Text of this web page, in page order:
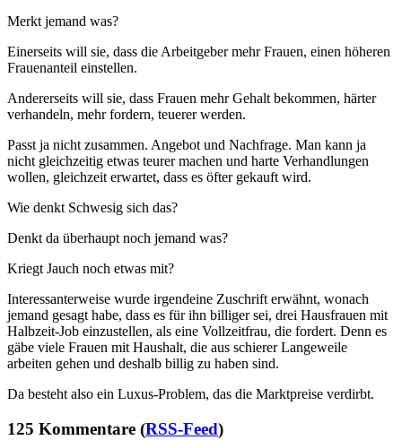
Merkt jemand was?
Einerseits will sie, dass die Arbeitgeber mehr Frauen, einen höheren
Frauenanteil einstellen.
Andererseits will sie, dass Frauen mehr Gehalt bekommen, härter
verhandeln, mehr fordern, teuerer werden.
Passt ja nicht zusammen. Angebot und Nachfrage. Man kann ja
nicht gleichzeitig etwas teurer machen und harte Verhandlungen
wollen, gleichzeit erwartet, dass es öfter gekauft wird.
Wie denkt Schwesig sich das?
Denkt da überhaupt noch jemand was?
Kriegt Jauch noch etwas mit?
Interessanterweise wurde irgendeine Zuschrift erwähnt, wonach
jemand gesagt habe, dass es für ihn billiger sei, drei Hausfrauen mit
Halbzeit-Job einzustellen, als eine Vollzeitfrau, die fordert. Denn es
gäbe viele Frauen mit Haushalt, die aus schierer Langeweile
arbeiten gehen und deshalb billig zu haben sind.
Da besteht also ein Luxus-Problem, das die Marktpreise verdirbt.
125 Kommentare (RSS-Feed)